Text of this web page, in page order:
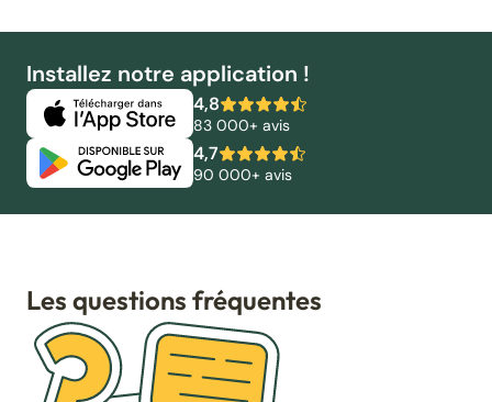
Installez notre application !
4,8
83 000+ avis
4,7
90 000+ avis
Les questions fréquentes